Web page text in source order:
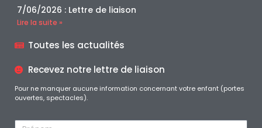
7/06/2026 : Lettre de liaison
Lire la suite »
Toutes les actualités
Recevez notre lettre de liaison
Pour ne manquer aucune information concernant votre enfant (portes
ouvertes, spectacles).